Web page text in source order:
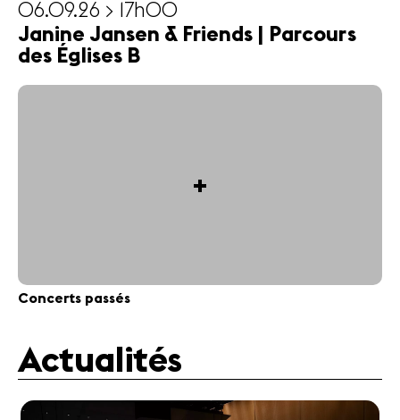
06.09.26 > 17h00
Janine Jansen & Friends | Parcours
des Églises B
+
Concerts passés
Actualités